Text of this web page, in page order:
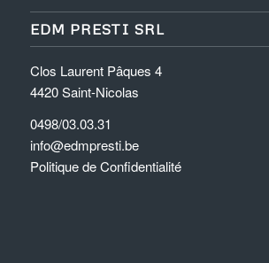
EDM PRESTI SRL
Clos Laurent Pâques 4
4420 Saint-Nicolas
0498/03.03.31
info@edmpresti.be
Politique de Confidentialité